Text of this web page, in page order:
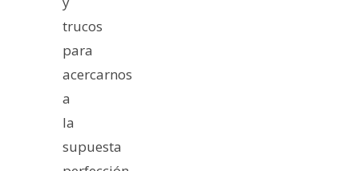
trucos
para
acercarnos
a
la
supuesta